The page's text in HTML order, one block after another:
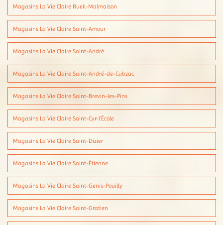
Magasins La Vie Claire Rueil-Malmaison
Magasins La Vie Claire Saint-Amour
Magasins La Vie Claire Saint-André
Magasins La Vie Claire Saint-André-de-Cubzac
Magasins La Vie Claire Saint-Brevin-les-Pins
Magasins La Vie Claire Saint-Cyr-l'École
Magasins La Vie Claire Saint-Dizier
Magasins La Vie Claire Saint-Étienne
Magasins La Vie Claire Saint-Genis-Pouilly
Magasins La Vie Claire Saint-Gratien